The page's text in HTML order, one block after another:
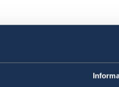
Avgifter
Var god kontakta